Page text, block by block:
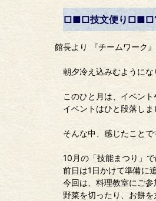
□■□技文便り
館長より 『チームワーク』
朝夕冷え込みむように
このひと月は、イベント
イベントはひと段落しま
そんな中、感じたことで
10月の「技能まつり」
前日は1日かけて準備に
今回は、料理教室にご参
野菜を切ったり、お餅